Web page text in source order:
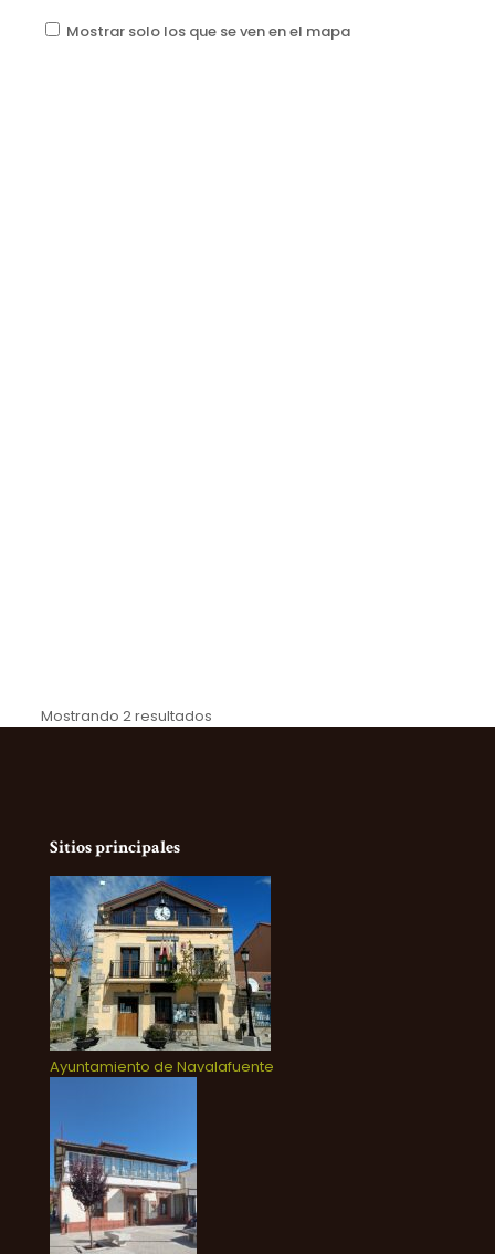
Mostrar solo los que se ven en el mapa
Mostrando 2 resultados
Sitios principales
Ayuntamiento de Navalafuente